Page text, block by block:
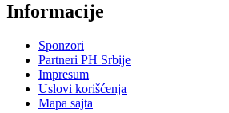
Informacije
Sponzori
Partneri PH Srbije
Impresum
Uslovi korišćenja
Mapa sajta